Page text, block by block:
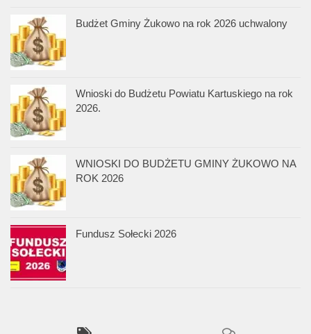
Budżet Gminy Żukowo na rok 2026 uchwalony
Wnioski do Budżetu Powiatu Kartuskiego na rok
2026.
WNIOSKI DO BUDŻETU GMINY ŻUKOWO NA
ROK 2026
Fundusz Sołecki 2026